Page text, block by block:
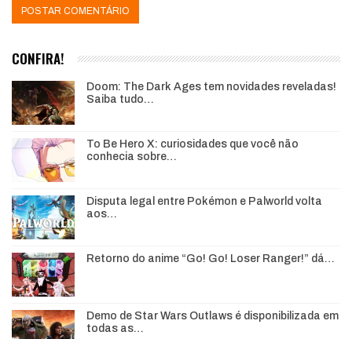
CONFIRA!
Doom: The Dark Ages tem novidades reveladas!
Saiba tudo…
To Be Hero X: curiosidades que você não
conhecia sobre…
Disputa legal entre Pokémon e Palworld volta
aos…
Retorno do anime “Go! Go! Loser Ranger!” dá…
Demo de Star Wars Outlaws é disponibilizada em
todas as…